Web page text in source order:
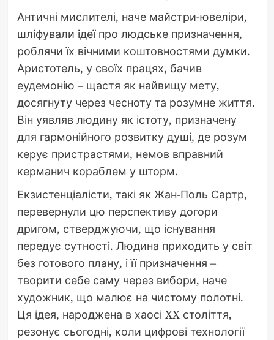
Античні мислителі, наче майстри-ювеліри,
шліфували ідеї про людське призначення,
роблячи їх вічними коштовностями думки.
Аристотель, у своїх працях, бачив
еудемонію – щастя як найвищу мету,
досягнуту через чесноту та розумне життя.
Він уявляв людину як істоту, призначену
для гармонійного розвитку душі, де розум
керує пристрастями, немов вправний
керманич кораблем у шторм.
Екзистенціалісти, такі як Жан-Поль Сартр,
перевернули цю перспективу догори
дригом, стверджуючи, що існування
передує сутності. Людина приходить у світ
без готового плану, і її призначення –
творити себе саму через вибори, наче
художник, що малює на чистому полотні.
Ця ідея, народжена в хаосі XX століття,
резонує сьогодні, коли цифрові технології